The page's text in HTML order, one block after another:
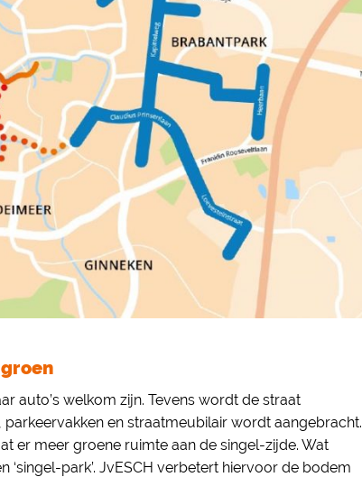
auto’s welkom zijn. Tevens wordt de straat
en straatmeubilair wordt aangebracht.
er meer groene ruimte aan de singel-zijde. Wat
park’. JvESCH verbetert hiervoor de bodem